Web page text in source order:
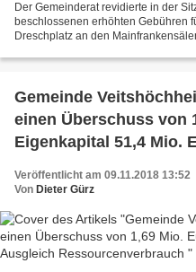
Der Gemeinderat revidierte in der
beschlossenen erhöhten Gebühren
Dreschplatz an den
Gemeinde
einen Überschuss von
Eigenkapital 51,4 Mio.
Veröffentlicht am 09.11.2018 13:52
Von Dieter Gürz